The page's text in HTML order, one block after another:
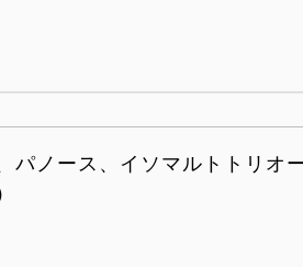
パノース、イソマルトトリオ